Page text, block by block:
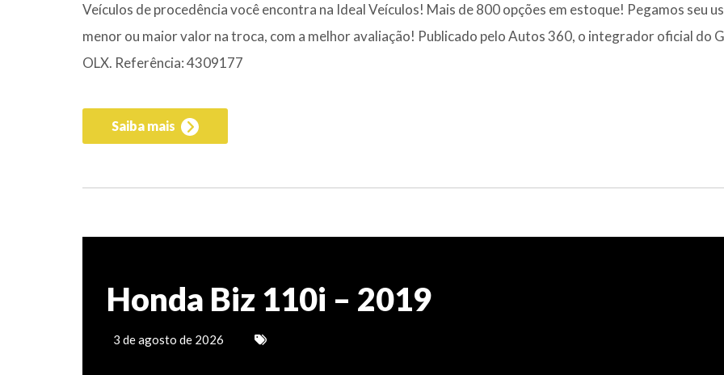
Veículos de procedência você encontra na Ideal Veículos! Mais de 800 opções em estoque! Pegamos seu
menor ou maior valor na troca, com a melhor avaliação! Publicado pelo Autos 360, o integrador oficial do
OLX. Referência: 4309177
Saiba mais
Honda Biz 110i – 2019
3 de agosto de 2026